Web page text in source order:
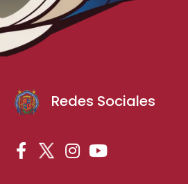
Redes Sociales